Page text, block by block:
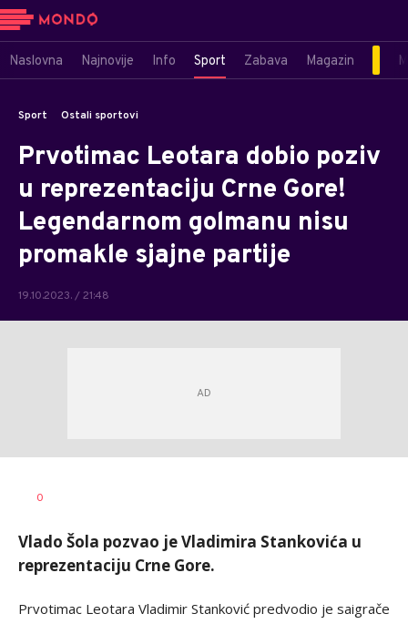
Naslovna Najnovije Info Sport Zabava Magazin
Sport Ostali sportovi
Prvotimac Leotara dobio poziv
u reprezentaciju Crne Gore!
Legendarnom golmanu nisu
promakle sjajne partije
19.10.2023. / 21:48
AUTOR
0
Vlado Šola pozvao je Vladimira Stankovića u
reprezentaciju Crne Gore.
Prvotimac Leotara Vladimir Stanković predvodio je saigrače